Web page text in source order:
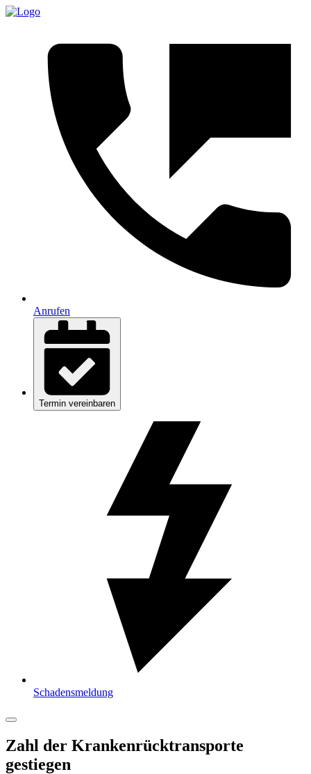
Anrufen
Termin vereinbaren
Schadensmeldung
Zahl der Krankenrücktransporte
gestiegen